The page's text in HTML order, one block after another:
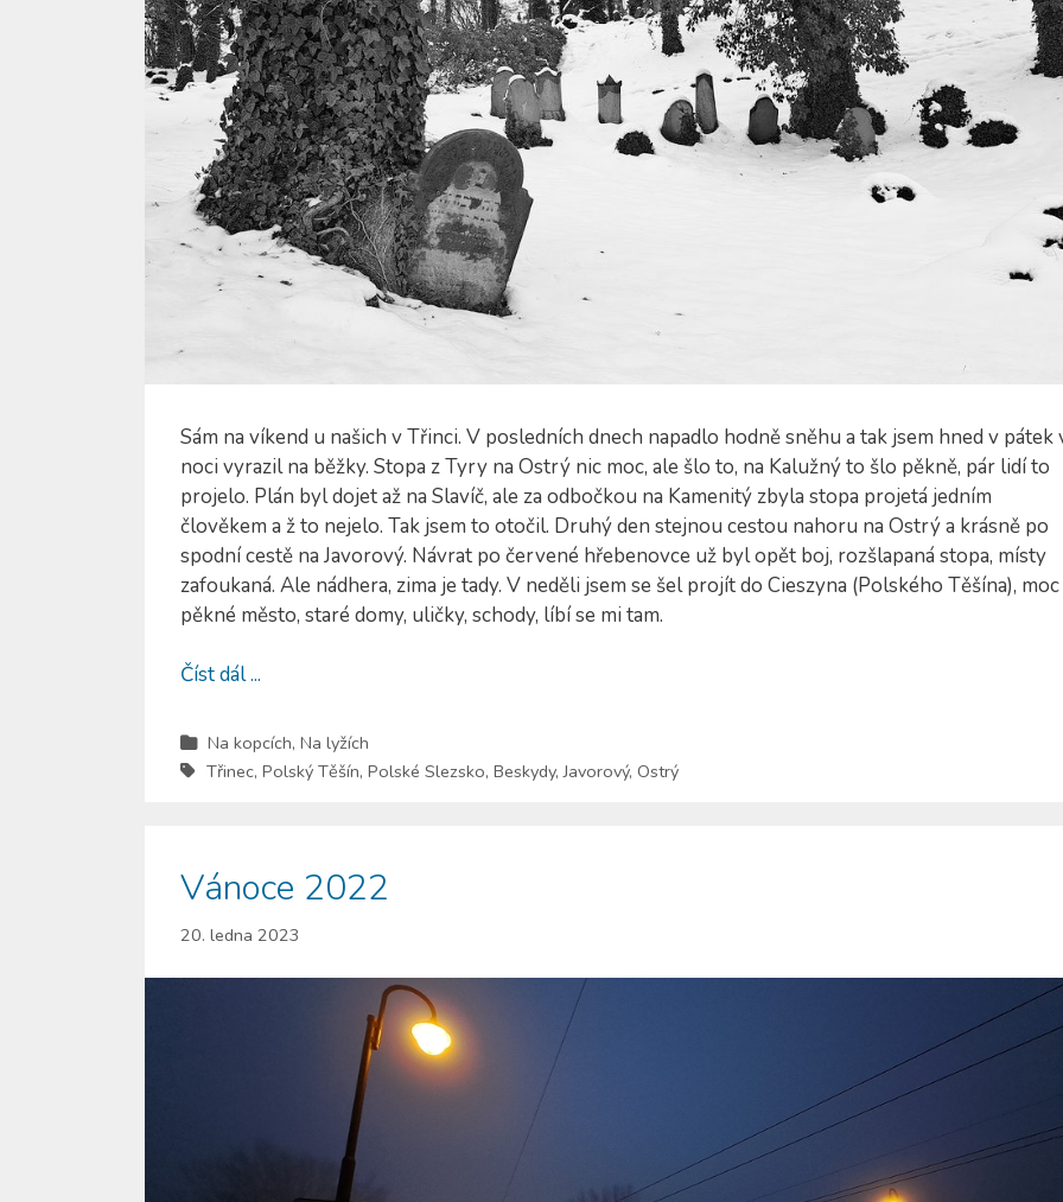
Sám na víkend u našich v Třinci. V posledních dnech napadlo hodně sněhu a tak jsem hned v pátek
noci vyrazil na běžky. Stopa z Tyry na Ostrý nic moc, ale šlo to, na Kalužný to šlo pěkně, pár lidí to
projelo. Plán byl dojet až na Slavíč, ale za odbočkou na Kamenitý zbyla stopa projetá jedním
člověkem a ž to nejelo. Tak jsem to otočil. Druhý den stejnou cestou nahoru na Ostrý a krásně po
spodní cestě na Javorový. Návrat po červené hřebenovce už byl opět boj, rozšlapaná stopa, místy
zafoukaná. Ale nádhera, zima je tady. V neděli jsem se šel projít do Cieszyna (Polského Těšína), moc
pěkné město, staré domy, uličky, schody, líbí se mi tam.
Číst dál ...
Na kopcích, Na lyžích
Třinec, Polský Těšín, Polské Slezsko, Beskydy,Javorový, Ostrý
Vánoce 2022
20. ledna 2023